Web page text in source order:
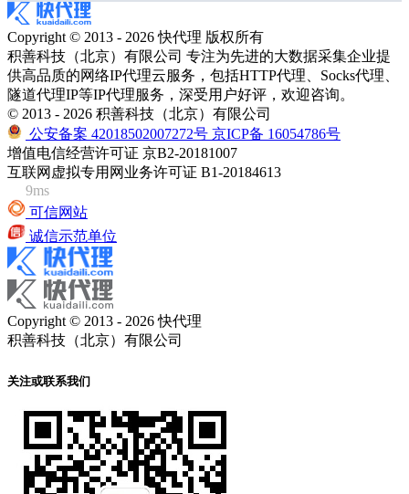
Copyright © 2013 - 2026 快代理 版权所有
积善科技（北京）有限公司 专注为先进的大数据采集企业提
供高品质的网络IP代理云服务，包括HTTP代理、Socks代理、
隧道代理IP等IP代理服务，深受用户好评，欢迎咨询。
© 2013 - 2026 积善科技（北京）有限公司
公安备案 42018502007272号 京ICP备 16054786号
增值电信经营许可证 京B2-20181007
互联网虚拟专用网业务许可证 B1-20184613
9ms
可信网站
诚信示范单位
Copyright © 2013 - 2026 快代理
积善科技（北京）有限公司
关注或联系我们